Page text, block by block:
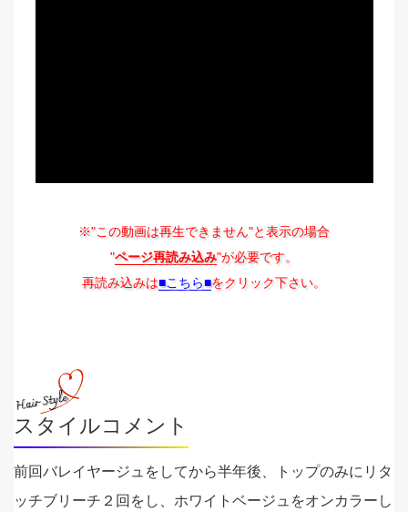
※"この動画は再生できません"と表示の場合
"ページ再読み込み"が必要です。
再読み込みは■こちら■をクリック下さい。
スタイルコメント
前回バレイヤージュをしてから半年後、トップのみにリタ
ッチブリーチ２回をし、ホワイトベージュをオンカラーし